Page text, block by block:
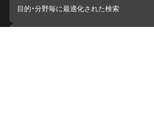
目的・分野毎に最適化された検索